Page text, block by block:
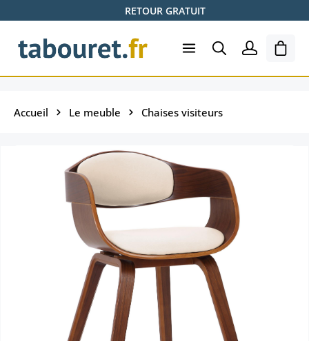
Passer au contenu principalRETOUR GRATUIT
Le
Accueil Le meuble Chaises visiteurs